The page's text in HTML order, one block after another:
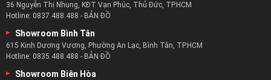
36 Nguyễn Thị Nhung, KĐT Vạn Phúc, Thủ Đức, TP.HCM
Hotline: 0837.488.488 - BẢN ĐỒ
Showroom Bình Tân
615 Kinh Dương Vương, Phường An Lạc, Bình Tân, TP.HCM
Hotline: 0835.488.488 - BẢN ĐỒ
Showroom Biên Hòa